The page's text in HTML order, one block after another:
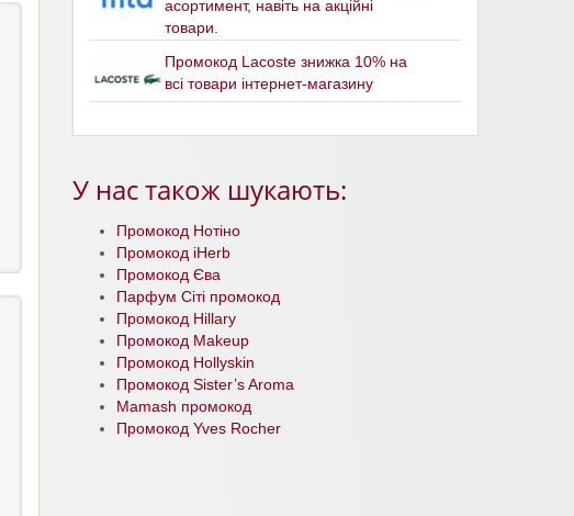
асортимент, навіть на акційні
товари.
Промокод Lacoste знижка 10% на
всі товари інтернет-магазину
У нас також шукають:
Промокод Нотіно
Промокод iHerb
Промокод Єва
Парфум Сіті промокод
Промокод Hillary
Промокод Makeup
Промокод Hollyskin
Промокод Sister’s Aroma
Mamash промокод
Промокод Yves Rocher